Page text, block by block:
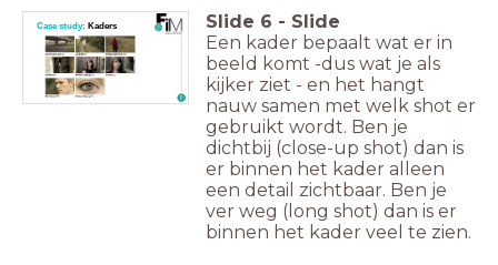
Case study: Kaders Slide 6 - Slide
Een kader bepaalt wat er in
beeld komt -dus wat je als
kijker ziet - en het hangt
nauw samen met welk shot er
gebruikt wordt. Ben je
dichtbij (close-up shot) dan is
er binnen het kader alleen
een detail zichtbaar. Ben je
ver weg (long shot) dan is er
binnen het kader veel te zien.